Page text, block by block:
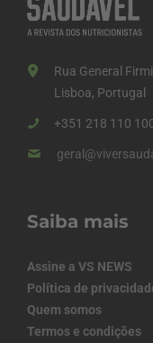
Rua General
Lisboa, Portugal
+351 218 110
Saiba mais
Assine a VS NEWS
Política de
Quem somos
Termos e condições